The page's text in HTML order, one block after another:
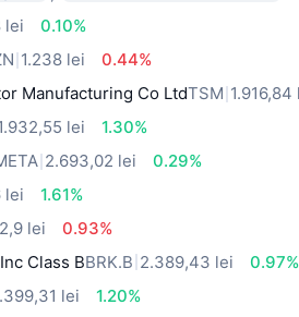
lei
0.10%
1.238 lei
0.44%
Manufacturing Co LtdTSM 1.916,84
lei
1.30%
2.693,02 lei
0.29%
lei
1.61%
lei
0.93%
Class BBRK.B 2.389,43 lei
0.97%
lei
1.20%